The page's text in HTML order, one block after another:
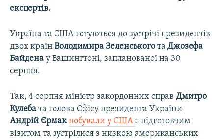
експертів.
Україна та США готуються до зустрічі президентів
двох країн Володимира Зеленського та Джозефа
Байдена у Вашингтоні, запланованої на 30
серпня.
Так, 4 серпня міністр закордонних справ Дмитро
Кулеба та голова Офісу президента України
Андрій Єрмак побували у США з підготовчим
візитом та зустрілися з низкою американських